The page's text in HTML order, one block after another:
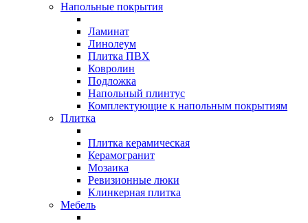
Напольные покрытия
Ламинат
Линолеум
Плитка ПВХ
Ковролин
Подложка
Напольный плинтус
Комплектующие к напольным покрытиям
Плитка
Плитка керамическая
Керамогранит
Мозаика
Ревизионные люки
Клинкерная плитка
Мебель